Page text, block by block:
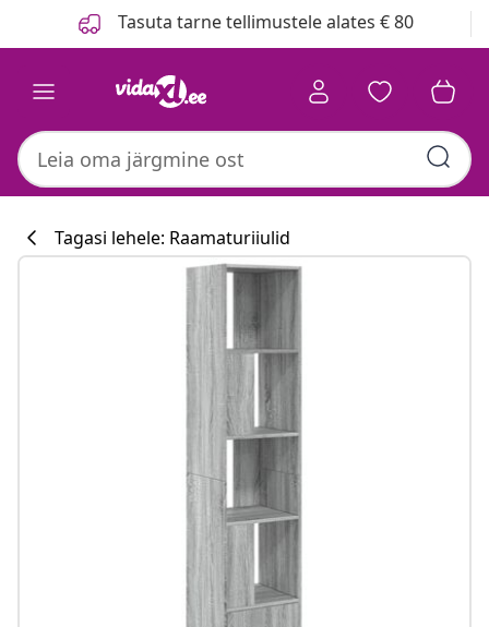
Tasuta tarne tellimustele alates € 80
#sharemevidaxl
Tagasi lehele: Raamaturiiulid